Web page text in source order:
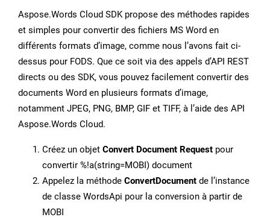
Aspose.Words Cloud SDK propose des méthodes rapides
et simples pour convertir des fichiers MS Word en
différents formats d’image, comme nous l’avons fait ci-
dessus pour FODS. Que ce soit via des appels d’API REST
directs ou des SDK, vous pouvez facilement convertir des
documents Word en plusieurs formats d’image,
notamment JPEG, PNG, BMP, GIF et TIFF, à l’aide des API
Aspose.Words Cloud.
Créez un objet Convert Document Request pour
convertir %!a(string=MOBI) document
Appelez la méthode ConvertDocument de l’instance
de classe WordsApi pour la conversion à partir de
MOBI